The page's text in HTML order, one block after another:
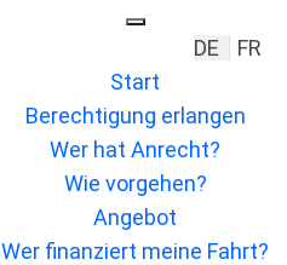
Sprache
DE
FR
Start
Berechtigung erlangen
Wer hat Anrecht?
Wie vorgehen?
Angebot
Wer ﬁnanziert meine Fahrt?